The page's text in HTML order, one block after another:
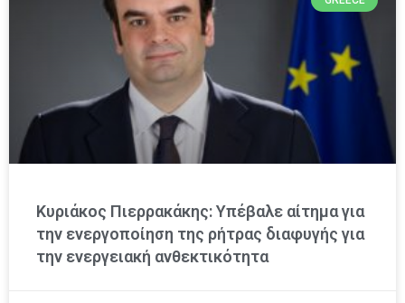
Κυριάκος Πιερρακάκης: Υπέβαλε αίτημα για
την ενεργοποίηση της ρήτρας διαφυγής για
την ενεργειακή ανθεκτικότητα